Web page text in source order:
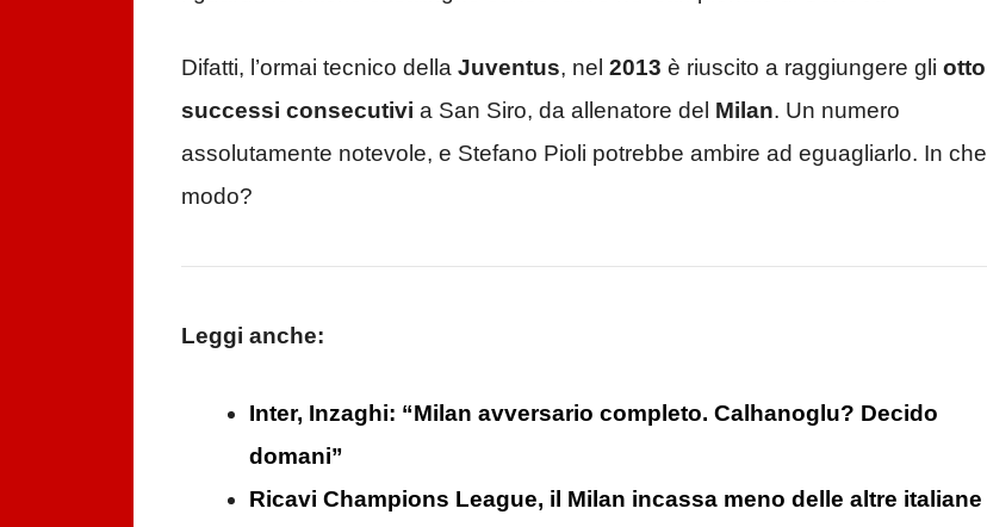
Difatti, l’ormai tecnico della Juventus, nel 2013 è riuscito a raggiungere gli otto
successi consecutivi a San Siro, da allenatore del Milan. Un numero
assolutamente notevole, e Stefano Pioli potrebbe ambire ad eguagliarlo. In che
modo?
Leggi anche:
Inter, Inzaghi: “Milan avversario completo. Calhanoglu? Decido
domani”
Ricavi Champions League, il Milan incassa meno delle altre italiane